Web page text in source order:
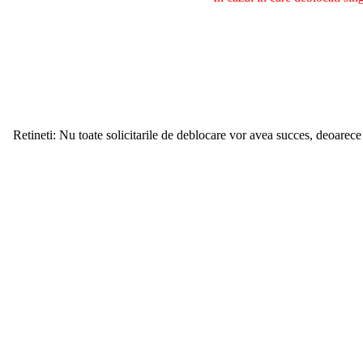
Retineti: Nu toate solicitarile de deblocare vor avea succes,